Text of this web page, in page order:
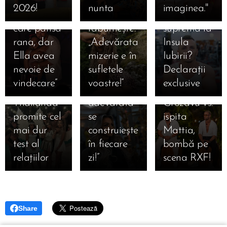
2026!
nunta
imaginea."
doctorul
care pansa
rana, dar
Ella avea
nevoie de
vindecare”
Iubirii,
răbufnește:
„Adevărata
mizerie e în
sufletele
voastre!”
să fie ispita
supremă la
Insula
Iubirii?
Declarații
exclusive
revine cu
sezonul 10!
Casting
deschis
pentru
cupluri și
ispite –
Thailanda
promite cel
mai dur
test al
relațiilor
dincolo de
Insula
Iubirii:
„Relația
perfectă nu
există, dar
iubirea
adevărată
se
construiește
în fiecare
zi!”
🔥
Rivalitate
dusă la
extrem la
Insula
iubirii!
Marian
Grozavu vs.
ispita
Mattia,
bombă pe
scena RXF!
Share